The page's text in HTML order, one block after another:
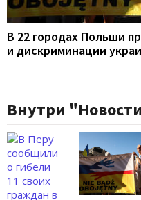
В 22 городах Польши
и дискриминации
Внутри